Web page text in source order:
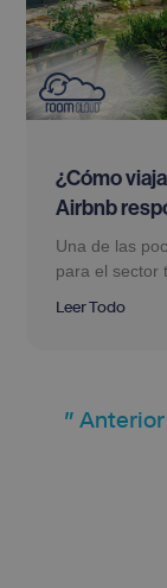
¿Cómo
Airbnb
Una de las
para el sector
Leer Todo
" Anterior